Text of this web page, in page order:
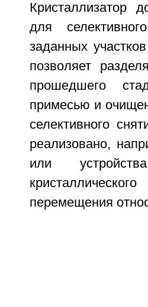
Кристаллизатор
для
заданных
позволяет
прошедшего
примесью и
селективного
реализовано,
или
перемещения